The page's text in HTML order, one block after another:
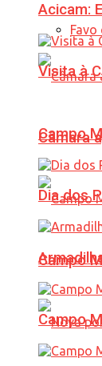
Favo
Câmara
Campo
Acicam:
Visita à
Campo
Dia dos
Campo